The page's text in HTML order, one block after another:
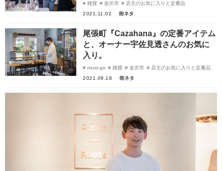
雑貨 金沢市
店主のお気に入りと定番品
2021.11.02
街ネタ
尾張町『Cazahana』の定番アイテム
と、オーナー宇佐見透さんのお気に
入り。
must-go 雑貨 金沢市
店主のお気に入りと定番品
2021.09.18
街ネタ